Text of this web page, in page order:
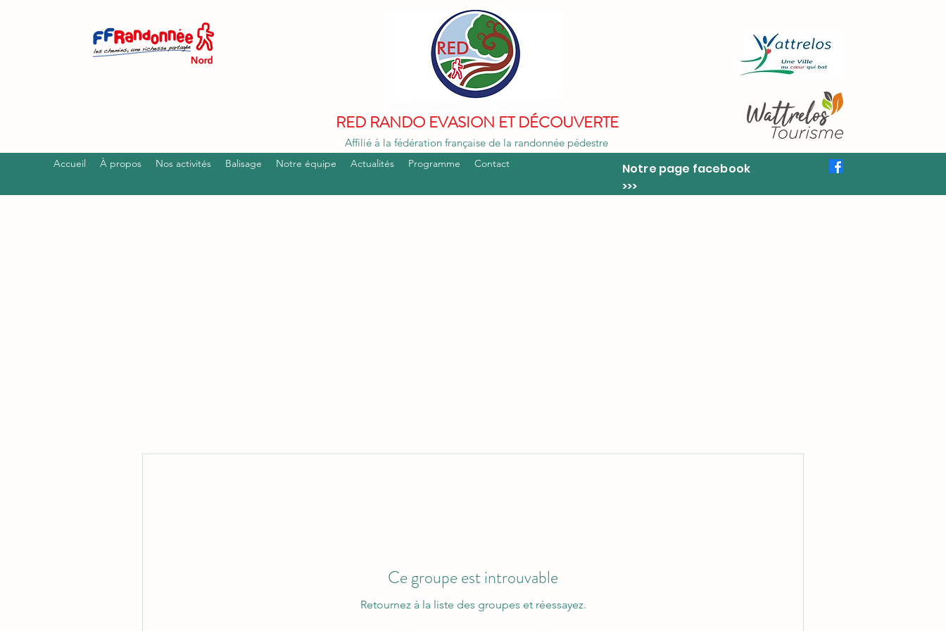
Notre page facebook
>>>
Accueil À propos Nos activités Balisage Notre équipe Actualités Programme Contact
RED RANDO EVASION ET DÉCOUVERTE
Affilié à la fédération française de la randonnée pédestre
Ce groupe est introuvable
Retournez à la liste des groupes et réessayez.